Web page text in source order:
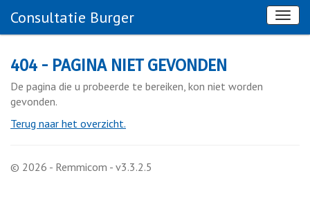
Consultatie Burger
404 - PAGINA NIET GEVONDEN
De pagina die u probeerde te bereiken, kon niet worden
gevonden.
Terug naar het overzicht.
© 2026 - Remmicom - v3.3.2.5